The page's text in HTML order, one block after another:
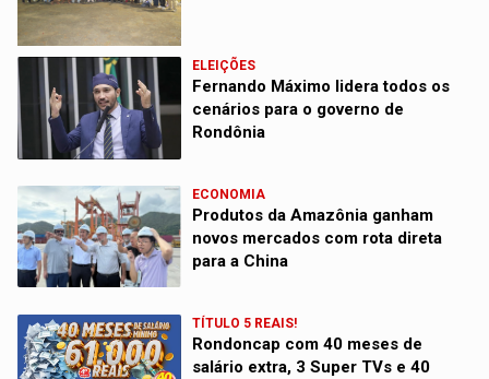
ELEIÇÕES
Fernando Máximo lidera todos os
cenários para o governo de
Rondônia
ECONOMIA
Produtos da Amazônia ganham
novos mercados com rota direta
para a China
TÍTULO 5 REAIS!
Rondoncap com 40 meses de
salário extra, 3 Super TVs e 40